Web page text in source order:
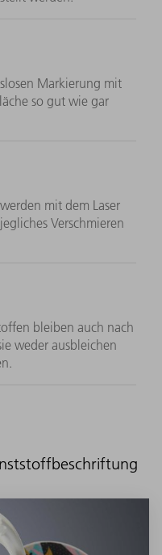
Markierung mit
so gut wie gar
mit dem Laser
Verschmieren
bleiben auch nach
weder ausbleichen